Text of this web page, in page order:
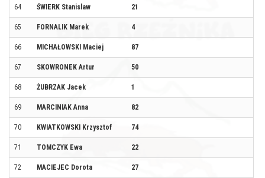
64 ŚWIERK Stanislaw 21
65 FORNALIK Marek 4
66 MICHAŁOWSKI Maciej 87
67 SKOWRONEK Artur 50
68 ŻUBRZAK Jacek 1
69 MARCINIAK Anna 82
70 KWIATKOWSKI Krzysztof 74
71 TOMCZYK Ewa 22
72 MACIEJEC Dorota 27